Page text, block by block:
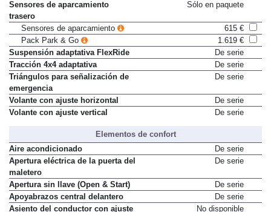
Pack Park & Go
1.619 €
Sensores de aparcamiento
trasero
Sensores de aparcamiento
615 €
Pack Park & Go
1.619 €
Suspensión adaptativa FlexRide
De serie
Tracción 4x4 adaptativa
De serie
Triángulos para señalización de
emergencia
Volante con ajuste horizontal
De serie
Elementos de confort
Aire acondicionado
De serie
Apertura eléctrica de la puerta del
maletero
Apertura sin llave (Open & Start)
De serie
Apoyabrazos central delantero
De serie